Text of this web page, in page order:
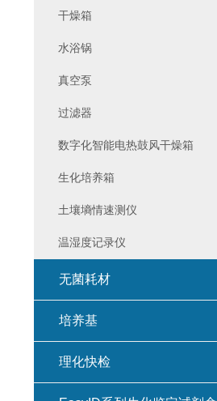
干燥箱
水浴锅
真空泵
过滤器
数字化智能电热鼓风干燥箱
生化培养箱
土壤墒情速测仪
温湿度记录仪
无菌耗材
培养基
理化快检